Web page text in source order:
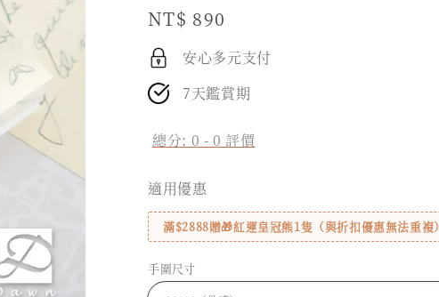
Regular
price
NT$ 890
安心多元支付
7天鑑賞期
總分: 0 -0 評價
適用優惠
滿$2888贈🎁紅運皇冠熊1隻（與折扣優惠無法重複）
手圍尺寸